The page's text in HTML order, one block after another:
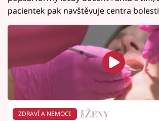
pacientek pak navštěvuje centra
ZDRAVÍ A NEMOCI